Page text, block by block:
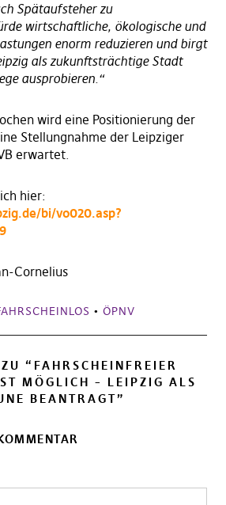
Spätaufsteher zu
wirtschaftliche, ökologische und
enorm reduzieren und birgt
als zukunftsträchtige Stadt
ausprobieren.“
wird eine Positionierung der
Stellungnahme der Leipziger
erwartet.
hier:
bi/vo020.asp?
Cornelius
• ÖPNV
“ FAHRSCHEINFREIER
MÖGLICH – LEIPZIG ALS
BEANTRAGT”